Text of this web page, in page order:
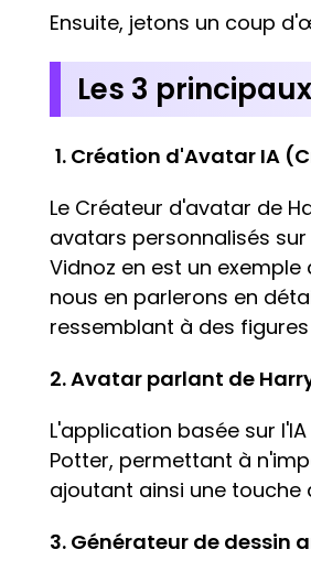
Ensuite, jetons un coup
Les 3
1. Création d'Avatar IA
Le Créateur d'avatar de
avatars personnalisés
Vidnoz en est un
nous en parlerons en
ressemblant à des
2. Avatar parlant de
L'application basée sur
Potter, permettant à
ajoutant ainsi une
3. Générateur de dessin